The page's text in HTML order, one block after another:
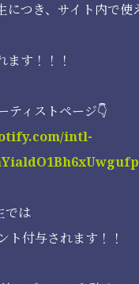
につき、サイト内で
ます！！！
ティストページ👇
intl-
では
ト付与されます！！